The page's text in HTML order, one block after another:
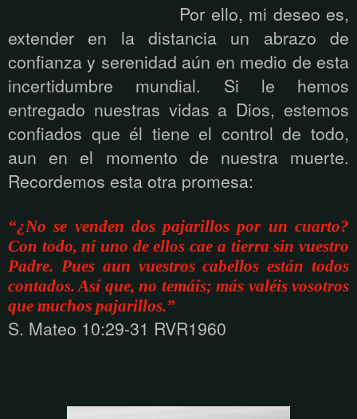
Por ello, mi deseo es,
extender en la distancia un abrazo de
confianza y serenidad aún en medio de esta
incertidumbre mundial. Si le hemos
entregado nuestras vidas a Dios, estemos
confiados que él tiene el control de todo,
aun en el momento de nuestra muerte.
Recordemos esta otra promesa:
“¿No se venden dos pajarillos por un cuarto?
Con todo, ni uno de ellos cae a tierra sin vuestro
Padre. Pues aun vuestros cabellos están todos
contados. Así que, no temáis; más valéis vosotros
que muchos pajarillos.”
S. Mateo 10:29-31 RVR1960